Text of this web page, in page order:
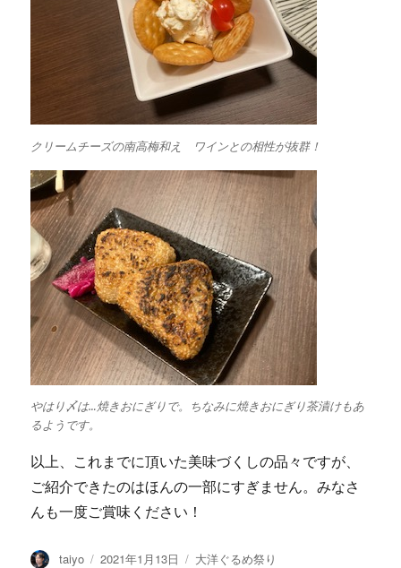
クリームチーズの南高梅和え ワインとの相性が抜群！
やはり〆は…焼きおにぎりで。ちなみに焼きおにぎり茶漬けもあ
るようです。
以上、これまでに頂いた美味づくしの品々ですが、
ご紹介できたのはほんの一部にすぎません。みなさ
んも一度ご賞味ください！
投
taiyo
投
2021年1月13日
カ
大洋ぐるめ祭り